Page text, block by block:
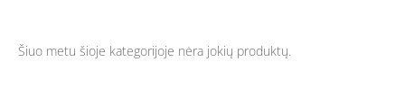
Šiuo metu šioje kategorijoje nėra jokių produktų.